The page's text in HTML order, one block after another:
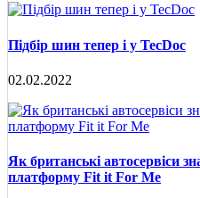
Підбір шин тепер і у TecDoc
02.02.2022
Як британські автосервіси
платформу Fit it For Me